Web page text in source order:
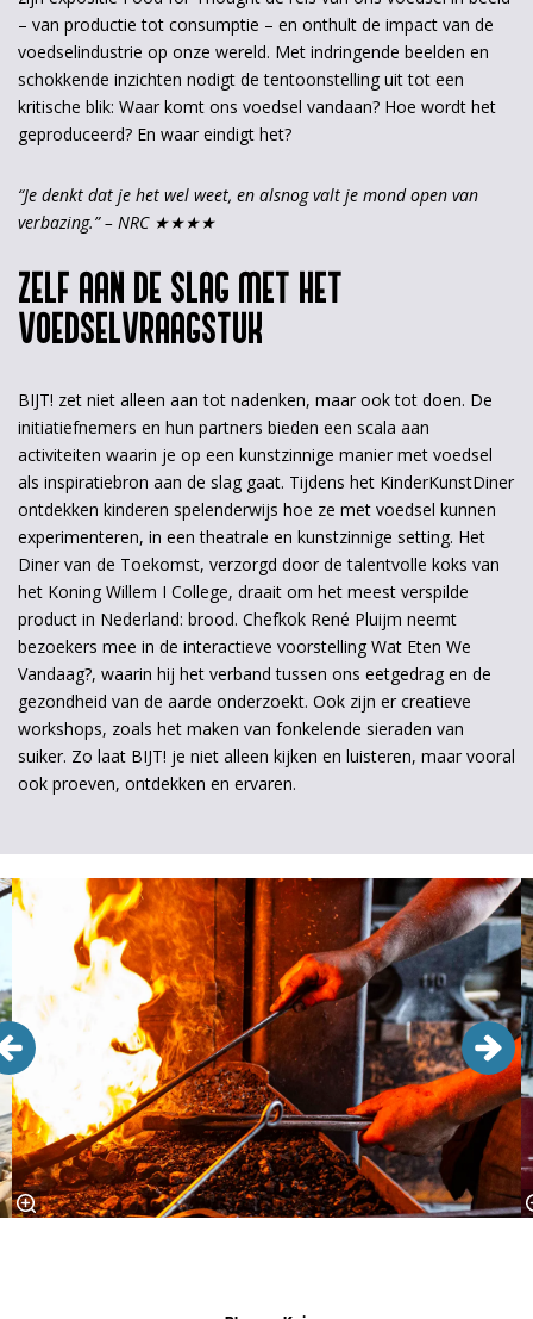
– van productie tot consumptie – en onthult de impact van de
voedselindustrie op onze wereld. Met indringende beelden en
schokkende inzichten nodigt de tentoonstelling uit tot een
kritische blik: Waar komt ons voedsel vandaan? Hoe wordt het
geproduceerd? En waar eindigt het?
“Je denkt dat je het wel weet, en alsnog valt je mond open van
verbazing.” – NRC ★★★★
ZELF AAN DE SLAG MET HET
VOEDSELVRAAGSTUK
BIJT! zet niet alleen aan tot nadenken, maar ook tot doen. De
initiatiefnemers en hun partners bieden een scala aan
activiteiten waarin je op een kunstzinnige manier met voedsel
als inspiratiebron aan de slag gaat. Tijdens het KinderKunstDiner
ontdekken kinderen spelenderwijs hoe ze met voedsel kunnen
experimenteren, in een theatrale en kunstzinnige setting. Het
Diner van de Toekomst, verzorgd door de talentvolle koks van
het Koning Willem I College, draait om het meest verspilde
product in Nederland: brood. Chefkok René Pluijm neemt
bezoekers mee in de interactieve voorstelling Wat Eten We
Vandaag?, waarin hij het verband tussen ons eetgedrag en de
gezondheid van de aarde onderzoekt. Ook zijn er creatieve
workshops, zoals het maken van fonkelende sieraden van
suiker. Zo laat BIJT! je niet alleen kijken en luisteren, maar vooral
ook proeven, ontdekken en ervaren.
Overslaan
Inzoomen